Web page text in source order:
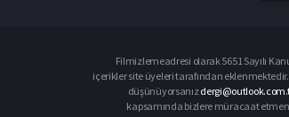
Filmizlemeadresi olarak 5651 Sayılı
içerikler site üyeleri tarafından
düşünüyorsanız
kapsamında bizlere müracaat